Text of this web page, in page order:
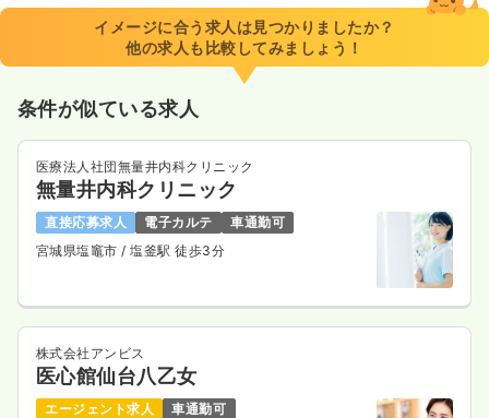
イメージに合う求人は見つかりましたか？
他の求人も比較してみましょう！
条件が似ている求人
医療法人社団無量井内科クリニック
無量井内科クリニック
直接応募求人 電子カルテ
車通勤可
宮城県塩竈市/ 塩釜駅 徒歩3分
株式会社アンビス
医心館仙台八乙女
エージェント求人
車通勤可